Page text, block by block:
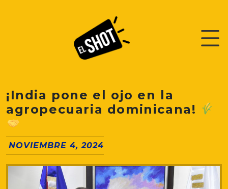
¡India pone el ojo en la
agropecuaria dominicana!
NOVIEMBRE 4, 2024